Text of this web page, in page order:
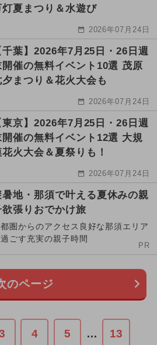
灯夏まつり＆水遊び
2026年07月24日
千葉】2026年7月25日・26日週
開催の無料イベント10選 茂原
夕まつり＆花火大会も
2026年07月24日
東京】2026年7月25日・26日週
開催の無料イベント12選 大規
花火大会＆夏祭りも！
2026年07月24日
暑地・那須で叶える夏休みの親
欲張りおでかけ旅
圏からのアクセス良好な那須エリア
ごす充実の親子時間
PR
のページ
4 5 … 13